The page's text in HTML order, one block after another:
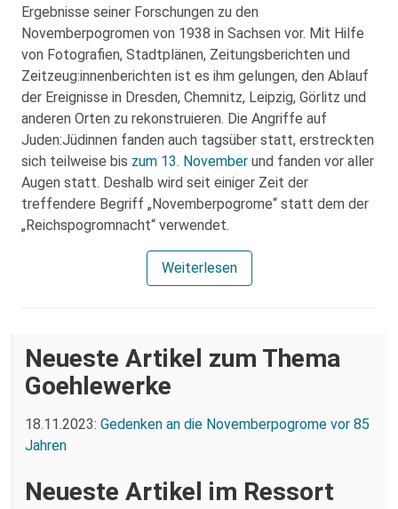
Ergebnisse seiner Forschungen zu den
Novemberpogromen von 1938 in Sachsen vor. Mit Hilfe
von Fotografien, Stadtplänen, Zeitungsberichten und
Zeitzeug:innenberichten ist es ihm gelungen, den Ablauf
der Ereignisse in Dresden, Chemnitz, Leipzig, Görlitz und
anderen Orten zu rekonstruieren. Die Angriffe auf
Juden:Jüdinnen fanden auch tagsüber statt, erstreckten
sich teilweise bis zum 13. November und fanden vor aller
Augen statt. Deshalb wird seit einiger Zeit der
treffendere Begriff „Novemberpogrome“ statt dem der
„Reichspogromnacht“ verwendet.
Weiterlesen
Neueste Artikel zum Thema
Goehlewerke
18.11.2023: Gedenken an die Novemberpogrome vor 85
Jahren
Neueste Artikel im Ressort